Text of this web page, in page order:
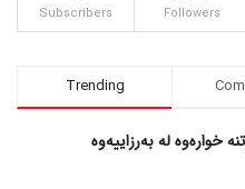
Followers
Subscribers
Trending
خوارەوە لە بەرزاییەوە